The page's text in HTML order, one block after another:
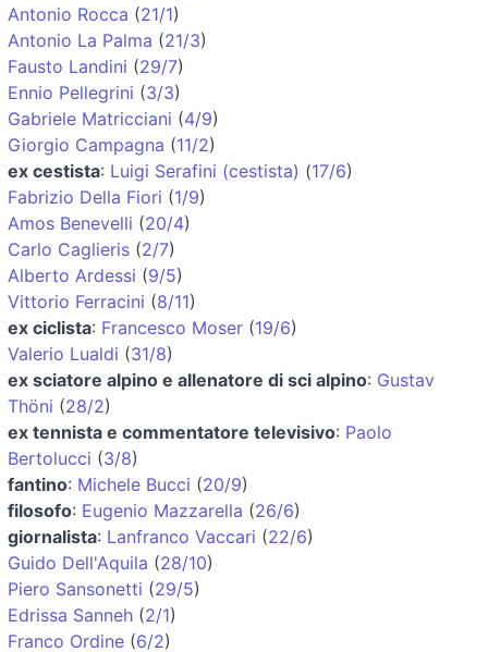
Antonio Rocca (21/1)
Antonio La Palma (21/3)
Fausto Landini (29/7)
Ennio Pellegrini (3/3)
Gabriele Matricciani (4/9)
Giorgio Campagna (11/2)
ex cestista: Luigi Serafini (cestista) (17/6)
Fabrizio Della Fiori (1/9)
Amos Benevelli (20/4)
Carlo Caglieris (2/7)
Alberto Ardessi (9/5)
Vittorio Ferracini (8/11)
ex ciclista: Francesco Moser (19/6)
Valerio Lualdi (31/8)
ex sciatore alpino e allenatore di sci alpino: Gustav
Thöni (28/2)
ex tennista e commentatore televisivo: Paolo
Bertolucci (3/8)
fantino: Michele Bucci (20/9)
filosofo: Eugenio Mazzarella (26/6)
giornalista: Lanfranco Vaccari (22/6)
Guido Dell'Aquila (28/10)
Piero Sansonetti (29/5)
Edrissa Sanneh (2/1)
Franco Ordine (6/2)